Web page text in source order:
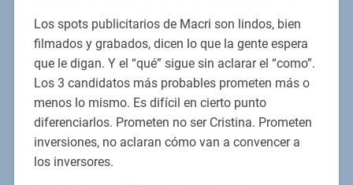
Los spots publicitarios de Macri son lindos, bien
filmados y grabados, dicen lo que la gente espera
que le digan. Y el “qué” sigue sin aclarar el “como”.
Los 3 candidatos más probables prometen más o
menos lo mismo. Es difícil en cierto punto
diferenciarlos. Prometen no ser Cristina. Prometen
inversiones, no aclaran cómo van a convencer a
los inversores.